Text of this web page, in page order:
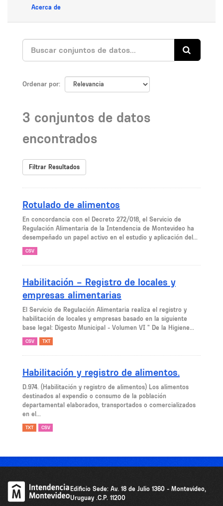
Acerca de
Ordenar por
3 conjuntos de datos
encontrados
Filtrar Resultados
Rotulado de alimentos
En concordancia con el Decreto 272/018, el Servicio de
Regulación Alimentaria de la Intendencia de Montevideo ha
desempeñado un papel activo en el estudio y aplicación del...
CSV
Habilitación – Registro de locales y
empresas alimentarias
El Servicio de Regulación Alimentaria realiza el registro y
habilitación de locales y empresas basado en la siguiente
base legal: Digesto Municipal - Volumen VI " De la Higiene...
CSV TXT
Habilitación y registro de alimentos.
D.974. (Habilitación y registro de alimentos) Los alimentos
destinados al expendio o consumo de la población
departamental elaborados, transportados o comercializados
en el...
TXT CSV
Edificio Sede: Av. 18 de Julio 1360 - Montevideo,
Uruguay .C.P. 11200